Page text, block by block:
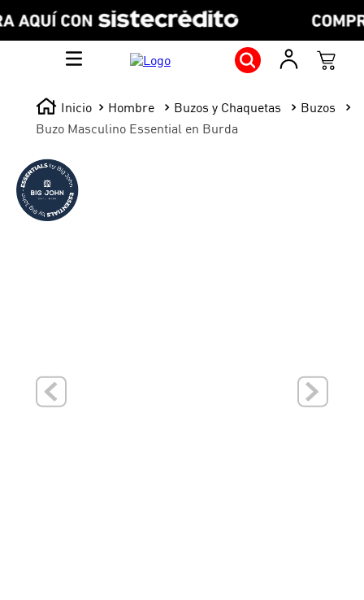
Hombre Buzos y Chaquetas
Buzos
Buzo Masculino Essential en Burda